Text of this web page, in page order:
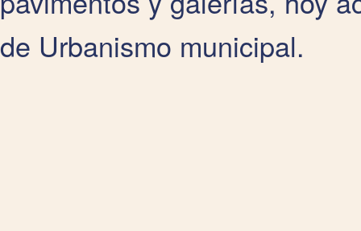
de Urbanismo municipal.